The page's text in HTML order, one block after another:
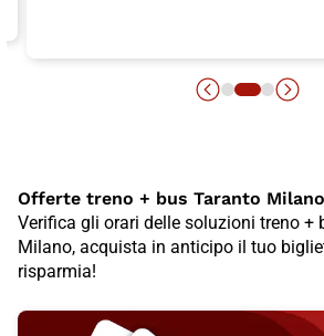
Offerte treno + bus Taranto Milano
Verifica gli orari delle soluzioni treno +
Milano, acquista in anticipo il tuo
risparmia!